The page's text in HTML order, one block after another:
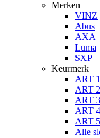
Merken
VINZ
Abus
AXA
Luma
SXP
Keurmerk
ART 1
ART 2
ART 3
ART 4
ART 5
Alle